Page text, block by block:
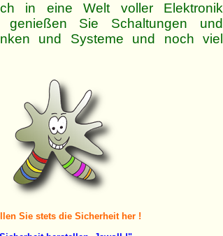
in eine Welt voller Elektronik
genießen Sie Schaltungen und
und Systeme und noch viel
Sie stets die Sicherheit her !